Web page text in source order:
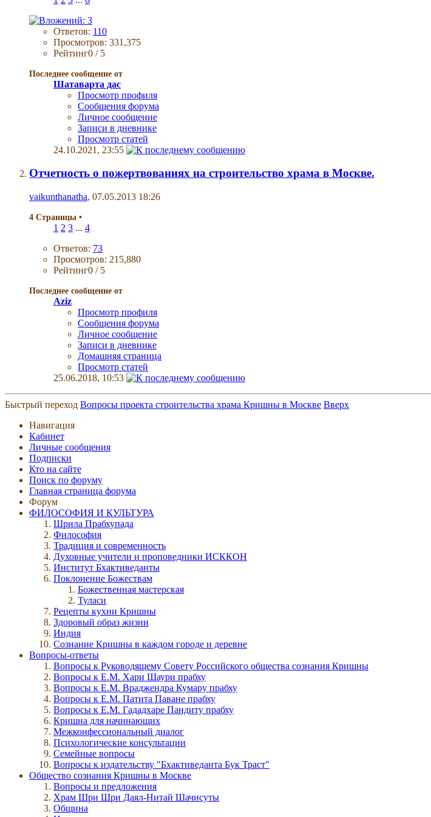
Ответов: 110
Просмотров: 331,375
Рейтинг0 / 5
Последнее сообщение от
Шатаварта дас
Просмотр профиля
Сообщения форума
Личное сообщение
Записи в дневнике
Просмотр статей
24.10.2021, 23:55
Отчетность о пожертвованиях на строительство храма в Москве.
vaikunthanatha, 07.05.2013 18:26
4 Страницы •
1 2 3 ... 4
Ответов: 73
Просмотров: 215,880
Рейтинг0 / 5
Последнее сообщение от
Aziz
Просмотр профиля
Сообщения форума
Личное сообщение
Записи в дневнике
Домашняя страница
Просмотр статей
25.06.2018, 10:53
Быстрый переход Вопросы проекта строительства храма Кришны в Москве Вверх
Навигация
Кабинет
Личные сообщения
Подписки
Кто на сайте
Поиск по форуму
Главная страница форума
Форум
ФИЛОСОФИЯ И КУЛЬТУРА
Шрила Прабхупада
Философия
Традиция и современность
Духовные учители и проповедники ИСККОН
Институт Бхактиведанты
Поклонение Божествам
Божественная мастерская
Туласи
Рецепты кухни Кришны
Здоровый образ жизни
Индия
Сознание Кришны в каждом городе и деревне
Вопросы-ответы
Вопросы к Руководящему Совету Российского общества сознания Кришны
Вопросы к Е.М. Хари Шаури прабху
Вопросы к Е.М. Враджендра Кумару прабху
Вопросы к Е.М. Патита Паване прабху
Вопросы к Е.М. Гададхаре Пандиту прабху
Кришна для начинающих
Межконфессиональный диалог
Психологические консультации
Семейные вопросы
Вопросы к издательству "Бхактиведанта Бук Траст"
Общество сознания Кришны в Москве
Вопросы и предложения
Храм Шри Шри Даял-Нитай Шачисуты
Община